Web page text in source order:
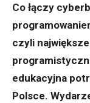
Co łączy
czyli
edukacyjna
Polsce.